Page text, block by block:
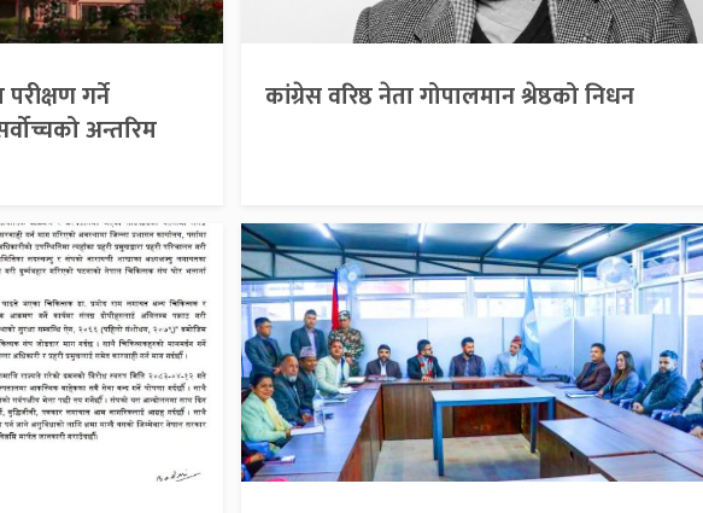
गर्ने
अन्तरिम
कांग्रेस वरिष्ठ नेता गोपालमान श्रेष्ठको निधन